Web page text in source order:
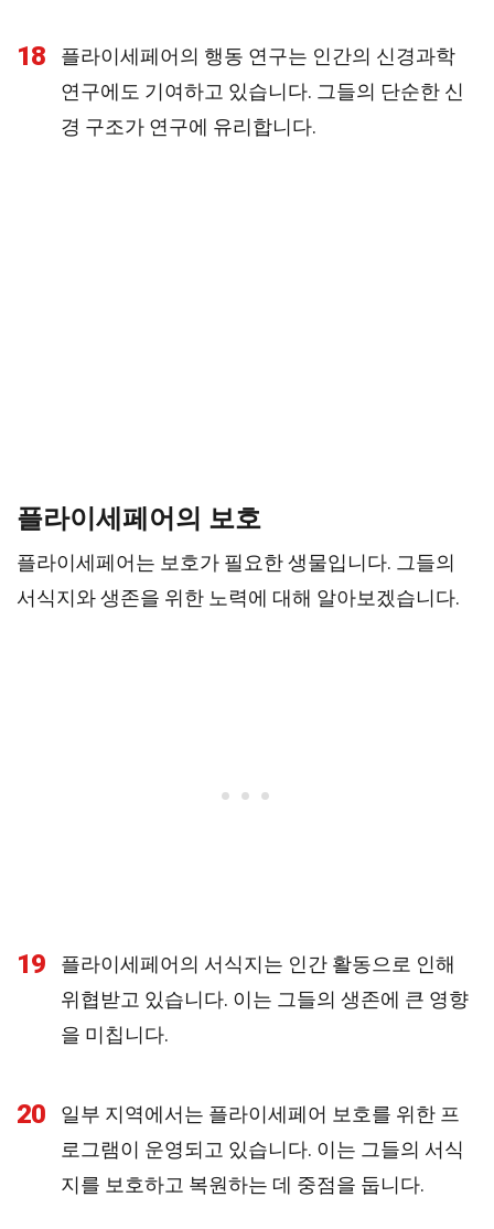
18
플라이세페어의 행동 연구는 인간의 신경과학
연구에도 기여하고 있습니다. 그들의 단순한 신
경 구조가 연구에 유리합니다.
플라이세페어의 보호
플라이세페어는 보호가 필요한 생물입니다. 그들의
서식지와 생존을 위한 노력에 대해 알아보겠습니다.
19
플라이세페어의 서식지는 인간 활동으로 인해
위협받고 있습니다. 이는 그들의 생존에 큰 영향
을 미칩니다.
20
일부 지역에서는 플라이세페어 보호를 위한 프
로그램이 운영되고 있습니다. 이는 그들의 서식
지를 보호하고 복원하는 데 중점을 둡니다.